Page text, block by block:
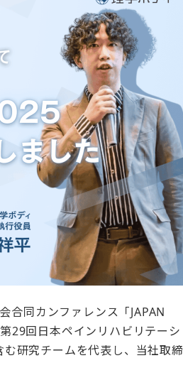
合同カンファレンス「JAPAN
29回日本ペインリハビリテーシ
研究チームを代表し、当社取締